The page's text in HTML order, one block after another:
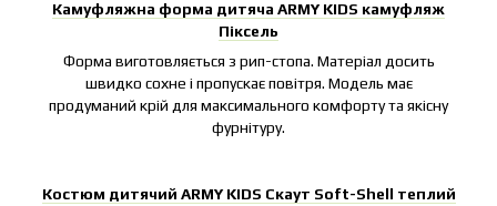
Камуфляжна форма дитяча ARMY KIDS камуфляж
Піксель
Форма виготовляється з рип-стопа. Матеріал досить
швидко сохне і пропускає повітря. Модель має
продуманий крій для максимального комфорту та якісну
фурнітуру.
Костюм дитячий ARMY KIDS Скаут Soft-Shell теплий